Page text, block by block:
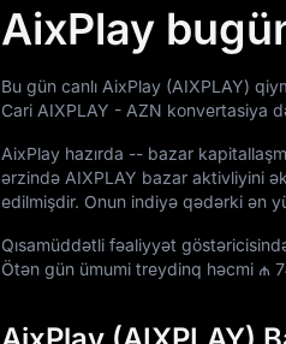
AixPlay
Bu gün canlı AixPlay (AIXPLAY)
Cari AIXPLAY - AZN konvertasiya
AixPlay hazırda -- bazar
ərzində AIXPLAY bazar aktivliyini
edilmişdir. Onun indiyə qədərki ən
Qısamüddətli fəaliyyət
Ötən gün ümumi treydinq həcmi ₼